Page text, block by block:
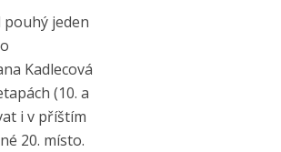
pouhý jeden
Kadlecová
(10. a
i v příštím
20. místo.